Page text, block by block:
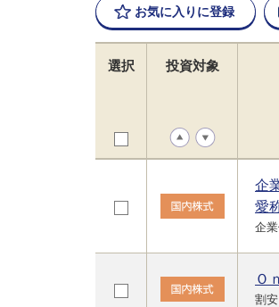
お気に入りに登録
選択 投資対象
企
愛
企
Ｏ
割